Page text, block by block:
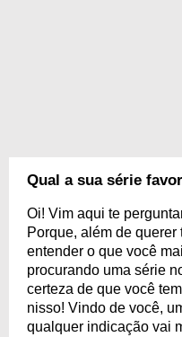
Qual a sua série
Oi! Vim aqui te
Porque, além de
entender o que você
procurando uma série
certeza de que você
nisso! Vindo de você,
qualquer indicação vai